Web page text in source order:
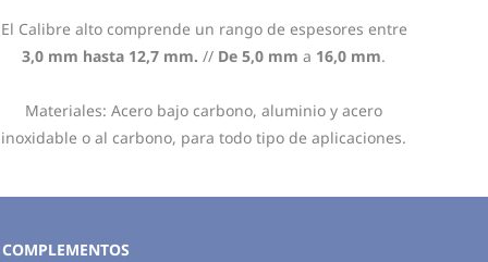
El Calibre alto comprende un rango de espesores entre
3,0 mm hasta 12,7 mm. // De 5,0 mm a 16,0 mm.
Materiales: Acero bajo carbono, aluminio y acero
inoxidable o al carbono, para todo tipo de aplicaciones.
COMPLEMENTOS